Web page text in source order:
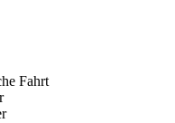
Fahrt